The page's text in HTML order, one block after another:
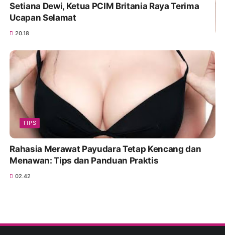
Setiana Dewi, Ketua PCIM Britania Raya Terima
Ucapan Selamat
20.18
TIPS
Rahasia Merawat Payudara Tetap Kencang dan
Menawan: Tips dan Panduan Praktis
02.42